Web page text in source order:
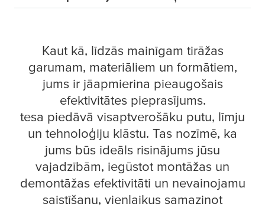
Kaut kā, līdzās mainīgam tirāžas
garumam, materiāliem un formātiem,
jums ir jāapmierina pieaugošais
efektivitātes pieprasījums.
tesa piedāvā visaptverošāku putu, līmju
un tehnoloģiju klāstu. Tas nozīmē, ka
jums būs ideāls risinājums jūsu
vajadzībām, iegūstot montāžas un
demontāžas efektivitāti un nevainojamu
saistīšanu, vienlaikus samazinot